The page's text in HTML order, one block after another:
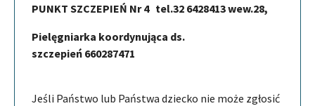
PUNKT SZCZEPIEŃ Nr 4 tel.32 6428413 wew.28,
Pielęgniarka koordynująca ds.
szczepień 660287471
Jeśli Państwo lub Państwa dziecko nie może zgłosić